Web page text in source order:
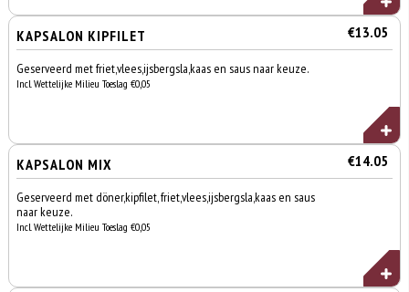
KAPSALON KIPFILET €13.05
Geserveerd met friet,vlees,ijsbergsla,kaas en saus naar keuze.
Incl. Wettelijke Milieu Toeslag €0,05
KAPSALON MIX €14.05
Geserveerd met döner,kipfilet, friet,vlees,ijsbergsla,kaas en saus
naar keuze.
Incl. Wettelijke Milieu Toeslag €0,05